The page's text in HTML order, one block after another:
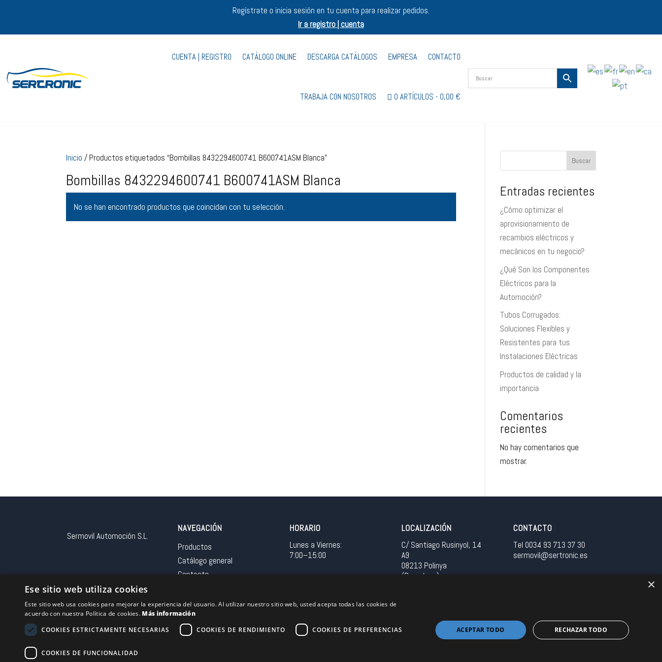
Regístrate o inicia sesión en tu cuenta para realizar pedidos.
Ir a registro | cuenta
CUENTA | REGISTRO CATÁLOGO ONLINE DESCARGA CATÁLOGOS EMPRESA CONTACTO
TRABAJA CON NOSOTROS 0 ARTÍCULOS 0,00 €
Inicio / Productos etiquetados “Bombillas 8432294600741 B600741ASM Blanca”
Bombillas 8432294600741 B600741ASM Blanca
No se han encontrado productos que coincidan con tu selección.
Buscar
Entradas recientes
¿Cómo optimizar el
aprovisionamiento de
recambios eléctricos y
mecánicos en tu negocio?
¿Qué Son los Componentes
Eléctricos para la
Automoción?
Tubos Corrugados:
Soluciones Flexibles y
Resistentes para tus
Instalaciones Eléctricas
Productos de calidad y la
importancia
Comentarios
recientes
No hay comentarios que
mostrar.
Sermovil Automoción S.L.
NAVEGACIÓN
Productos
Catálogo general
Contacto
HORARIO
Lunes a Viernes:
7:00–15:00
LOCALIZACIÓN
C/ Santiago Rusinyol, 14
A9
08213 Polinya
(Barcelona)
CONTACTO
Tel 0034 93 713 37 30
sermovil@sertronic.es
×
Ese sitio web utiliza cookies
Este sitio web usa cookies para mejorar la experiencia del usuario. Al utilizar nuestro sitio web, usted acepta todas las cookies de
acuerdo con nuestra Política de cookies. Más información
COOKIES ESTRICTAMENTE NECESARIAS
COOKIES DE RENDIMIENTO COOKIES DE PREFERENCIAS
COOKIES DE FUNCIONALIDAD
ACEPTAR TODO RECHAZAR TODO